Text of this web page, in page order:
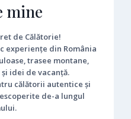
mine
de Călătorie!
experiențe din România
trasee montane,
idei de vacanță.
călătorii autentice și
de-a lungul